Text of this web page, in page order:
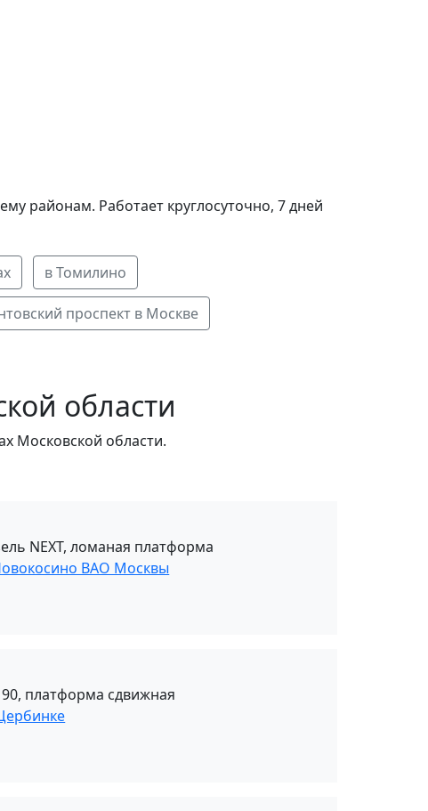
районам. Работает круглосуточно, 7 дней
в Томилино
проспект в Москве
области
Московской области.
NEXT, ломаная платформа
ВАО Москвы
90, платформа сдвижная